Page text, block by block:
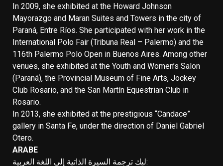
In 2009, she exhibited at the Howard Johnson
Mayorazgo and Maran Suites and Towers in the city of
Paraná, Entre Ríos. She participated with her work in the
International Polo Fair (Tribuna Real – Palermo) and the
116th Palermo Polo Open in Buenos Aires. Among other
venues, she exhibited at the Youth and Women’s Salon
(Paraná), the Provincial Museum of Fine Arts, Jockey
Club Rosario, and the San Martín Equestrian Club in
Rosario.
In 2013, she exhibited at the prestigious “Candace”
gallery in Santa Fe, under the direction of Daniel Gabriel
Otero.
ARABE
ليك ترجمة السيرة الذاتية إلى اللغة العربية: